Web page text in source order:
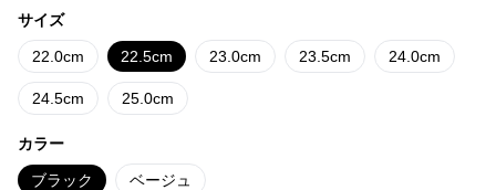
サイズ
22.0cm 22.5cm 23.0cm 23.5cm 24.0cm
24.5cm 25.0cm
カラー
ブラック ベージュ